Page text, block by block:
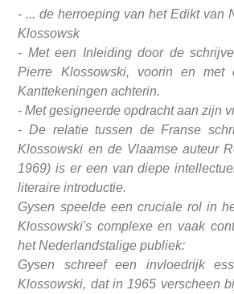
- ... de herroeping van het Edikt van
Klossowsk
- Met een Inleiding door de
Pierre Klossowski, voorin en met
Kanttekeningen achterin.
- Met gesigneerde opdracht aan zijn
- De relatie tussen de Franse
Klossowski en de Vlaamse auteur
1969) is er een van diepe
literaire introductie.
Gysen speelde een cruciale rol in
Klossowski's complexe en vaak
het Nederlandstalige publiek:
Gysen schreef een invloedrijk
Klossowski, dat in 1965 verscheen